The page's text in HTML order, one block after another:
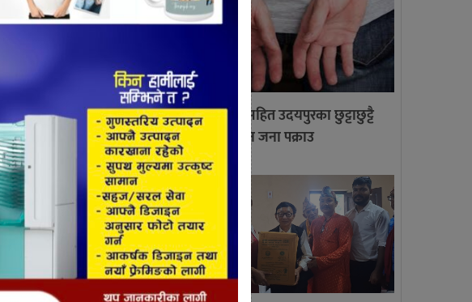
लागु औषध सहित उदयपुरका छुट्टाछुट्टै
स्थानबाट तीन जना पक्राउ